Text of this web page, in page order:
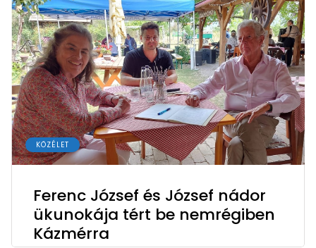
KÖZÉLET
Ferenc József és József nádor
ükunokája tért be nemrégiben
Kázmérra